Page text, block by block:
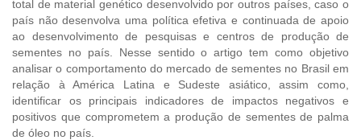
total de material genético desenvolvido por outros países, caso o
país não desenvolva uma política efetiva e continuada de apoio
ao desenvolvimento de pesquisas e centros de produção de
sementes no país. Nesse sentido o artigo tem como objetivo
analisar o comportamento do mercado de sementes no Brasil em
relação à América Latina e Sudeste asiático, assim como,
identificar os principais indicadores de impactos negativos e
positivos que comprometem a produção de sementes de palma
de óleo no país.